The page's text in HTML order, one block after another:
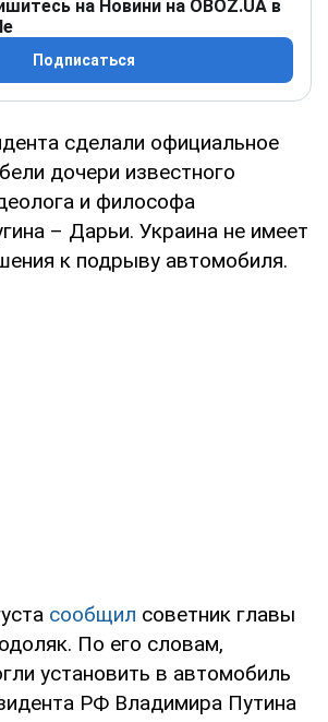
на Новини на OBOZ.UA в
Подписаться
сделали официальное
дочери известного
и философа
– Дарьи. Украина не имеет
к подрыву автомобиля.
сообщил советник главы
По его словам,
установить в автомобиль
РФ Владимира Путина